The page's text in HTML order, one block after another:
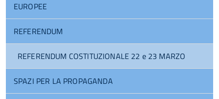
EUROPEE
REFERENDUM
REFERENDUM COSTITUZIONALE 22 e 23 MARZO
SPAZI PER LA PROPAGANDA